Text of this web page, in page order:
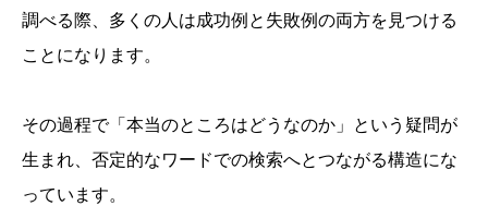
調べる際、多くの人は成功例と失敗例の両方を見つける
ことになります。
その過程で「本当のところはどうなのか」という疑問が
生まれ、否定的なワードでの検索へとつながる構造にな
っています。